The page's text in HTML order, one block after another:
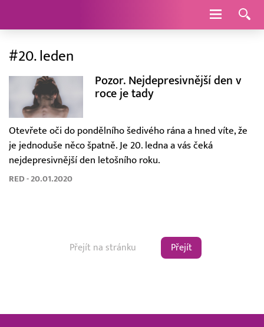
Navigace
#20. leden
Pozor. Nejdepresivnější den v
roce je tady
Otevřete oči do pondělního šedivého rána a hned víte, že
je jednoduše něco špatně. Je 20. ledna a vás čeká
nejdepresivnější den letošního roku.
RED - 20.01.2020
Přejít